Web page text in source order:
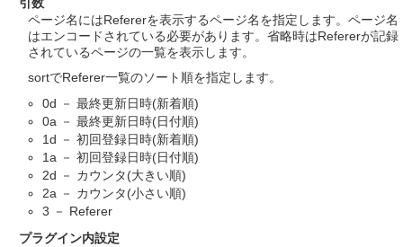
引数
ページ名にはRefererを表示するページ名を指定します。ページ名
はエンコードされている必要があります。省略時はRefererが記録
されているページの一覧を表示します。
sortでReferer一覧のソート順を指定します。
0d － 最終更新日時(新着順)
0a － 最終更新日時(日付順)
1d － 初回登録日時(新着順)
1a － 初回登録日時(日付順)
2d － カウンタ(大きい順)
2a － カウンタ(小さい順)
3 － Referer
プラグイン内設定